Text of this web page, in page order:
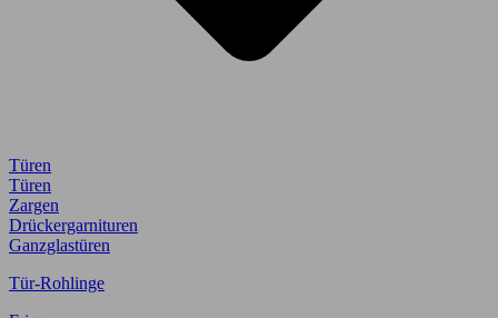
Türen
Türen
Zargen
Drückergarnituren
Ganzglastüren
Tür-Rohlinge